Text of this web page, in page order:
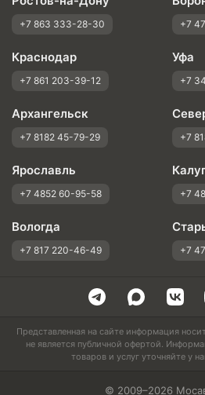
+7 863 333-28-30 +7
Краснодар
+7 861 203-39-12
Уфа
+7
Архангельск
+7 8182 45-79-29 +7
Ярославль
+7 4852 60-95-58 +7
Вологда
+7 817 220-46-49 +7
Представленная на сайте информация
не является публичной офертой.
товаров и услуг уточняйте у
© 2009–2026